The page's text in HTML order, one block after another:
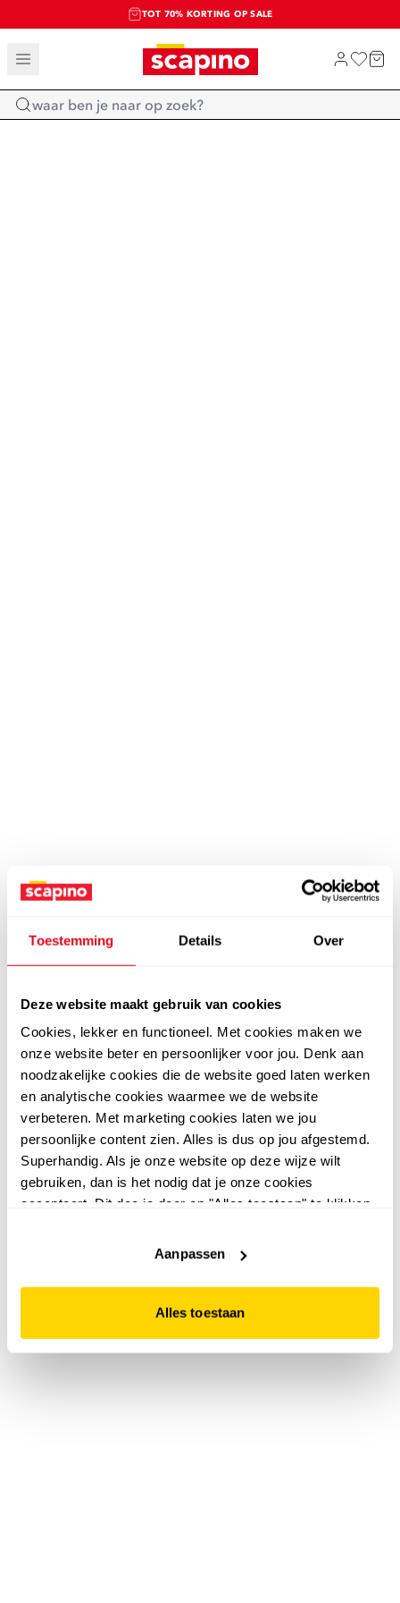
Toestemming Details Over
Deze website maakt gebruik van cookies
Cookies, lekker en functioneel. Met cookies maken we
onze website beter en persoonlijker voor jou. Denk aan
noodzakelijke cookies die de website goed laten werken
en analytische cookies waarmee we de website
verbeteren. Met marketing cookies laten we jou
persoonlijke content zien. Alles is dus op jou afgestemd.
Superhandig. Als je onze website op deze wijze wilt
gebruiken, dan is het nodig dat je onze cookies
accepteert. Dit doe je door op "Alles toestaan" te klikken.
website niet optimaal functioneert.
Aanpassen
Alles toestaan
TOT 70% KORTING OP SALE
SALE: LAATSTE KANS!
SHOP NIEUW
Home